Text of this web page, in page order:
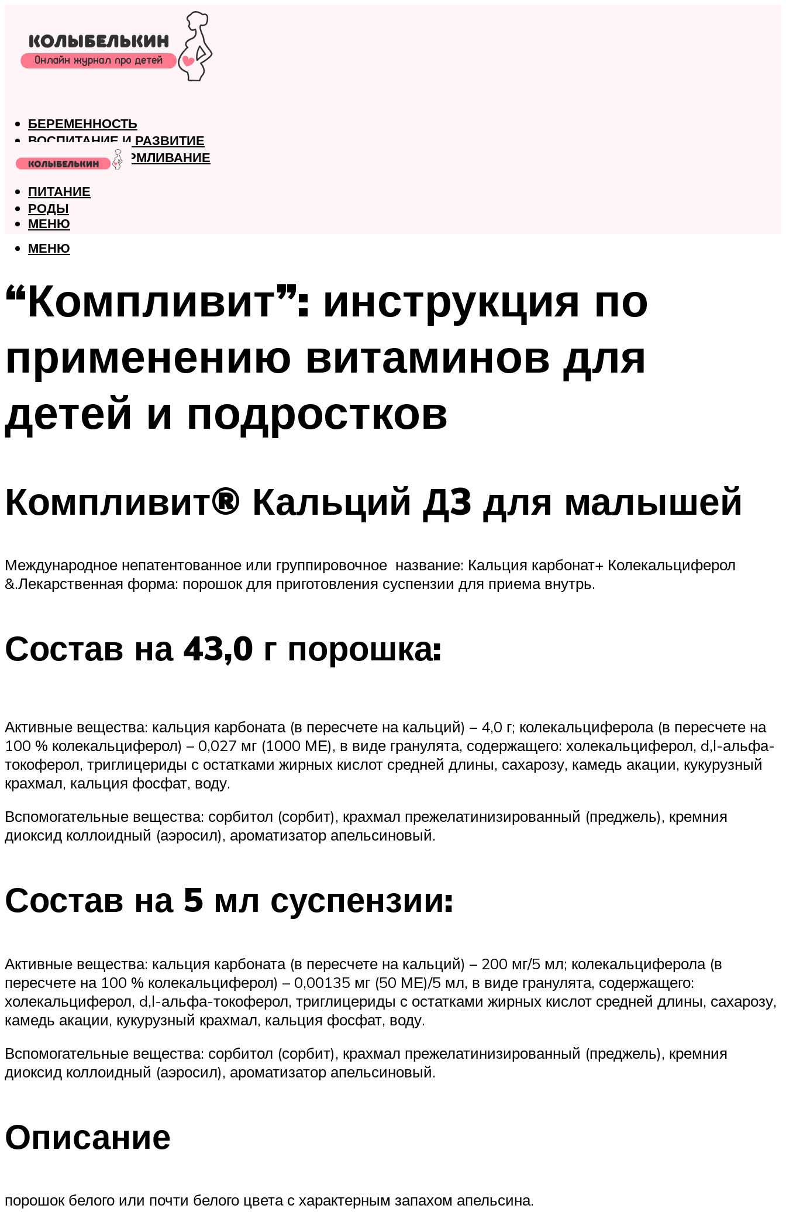
БЕРЕМЕННОСТЬ
ВОСПИТАНИЕ И РАЗВИТИЕ
ГРУДНОЕ ВСКАРМЛИВАНИЕ
ЗДОРОВЬЕ
ПИТАНИЕ
РОДЫ
МЕНЮ
МЕНЮ
“Компливит”: инструкция по
применению витаминов для
детей и подростков
Компливит® Кальций Д3 для малышей
Международное непатентованное или группировочное название: Кальция карбонат+ Колекальциферол
&.Лекарственная форма: порошок для приготовления суспензии для приема внутрь.
Состав на 43,0 г порошка:
Активные вещества: кальция карбоната (в пересчете на кальций) – 4,0 г; колекальциферола (в пересчете на
100 % колекальциферол) – 0,027 мг (1000 МЕ), в виде гранулята, содержащего: холекальциферол, d,l-альфа-
токоферол, триглицериды с остатками жирных кислот средней длины, сахарозу, камедь акации, кукурузный
крахмал, кальция фосфат, воду.
Вспомогательные вещества: сорбитол (сорбит), крахмал прежелатинизированный (преджель), кремния
диоксид коллоидный (аэросил), ароматизатор апельсиновый.
Состав на 5 мл суспензии:
Активные вещества: кальция карбоната (в пересчете на кальций) – 200 мг/5 мл; колекальциферола (в
пересчете на 100 % колекальциферол) – 0,00135 мг (50 МЕ)/5 мл, в виде гранулята, содержащего:
холекальциферол, d,l-альфа-токоферол, триглицериды с остатками жирных кислот средней длины, сахарозу,
камедь акации, кукурузный крахмал, кальция фосфат, воду.
Вспомогательные вещества: сорбитол (сорбит), крахмал прежелатинизированный (преджель), кремния
диоксид коллоидный (аэросил), ароматизатор апельсиновый.
Описание
порошок белого или почти белого цвета с характерным запахом апельсина.